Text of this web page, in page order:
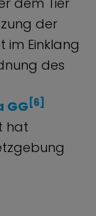
der
im Einklang
des
GG [6]
hat